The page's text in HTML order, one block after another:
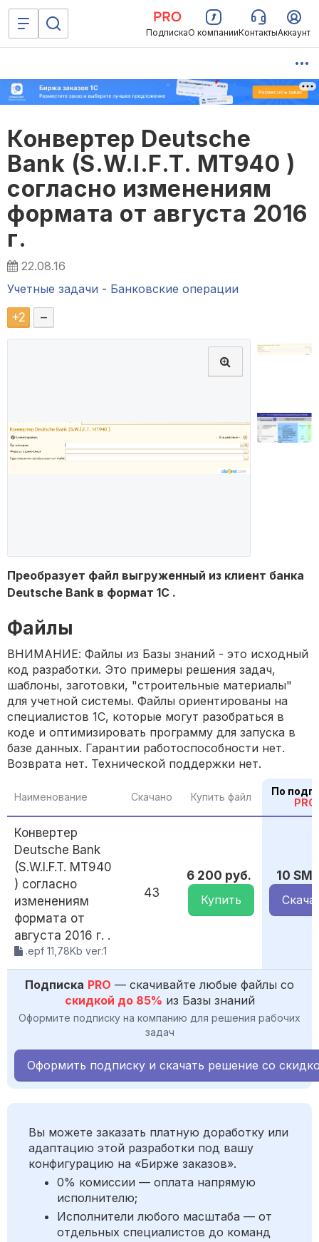
ПодпискаО компанииКонтактыАккаунт
Конвертер Deutsche
Bank (S.W.I.F.T. MT940 )
согласно изменениям
формата от августа 2016
г.
22.08.16
Учетные задачи - Банковские операции
+2 –
Преобразует файл выгруженный из клиент банка
Deutsche Bank в формат 1С .
Файлы
ВНИМАНИЕ: Файлы из Базы знаний - это исходный
код разработки. Это примеры решения задач,
шаблоны, заготовки, "строительные материалы"
для учетной системы. Файлы ориентированы на
специалистов 1С, которые могут разобраться в
коде и оптимизировать программу для запуска в
базе данных. Гарантии работоспособности нет.
Возврата нет. Технической поддержки нет.
Наименование Скачано Купить файл
По
PRO
Конвертер
Deutsche Bank
(S.W.I.F.T. MT940
) согласно
изменениям
формата от
августа 2016 г. .
.epf 11,78Kb ver:1
43
6 200 руб.
Купить
10 SM
Подписка PRO — скачивайте любые файлы со
скидкой до 85% из Базы знаний
Оформите подписку на компанию для решения рабочих
задач
Оформить подписку и скачать решение со
Вы можете заказать платную доработку или
адаптацию этой разработки под вашу
конфигурацию на «Бирже заказов».
0% комиссии — оплата напрямую
исполнителю;
Исполнители любого масштаба — от
отдельных специалистов до команд